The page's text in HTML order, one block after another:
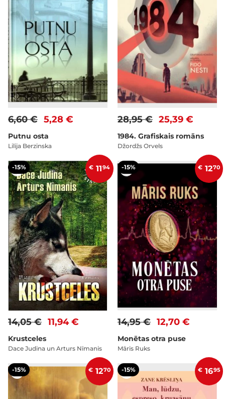
5,28 €
6,60 €
Putnu osta
Lilija Berzinska
25,39 €
28,95 €
1984. Grafiskais romāns
Džordžs Orvels
-15% € 1194
11,94 €
14,05 €
Krustceles
Dace Judina un Arturs Nīmanis
-15% € 1270
12,70 €
14,95 €
Monētas otra puse
Māris Ruks
-15% € 1270 -15% € 1695